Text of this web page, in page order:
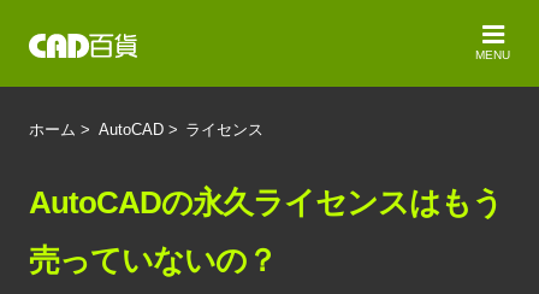
MENU
ホーム > AutoCAD > ライセンス
AutoCADの永久ライセンスはもう
売っていないの？